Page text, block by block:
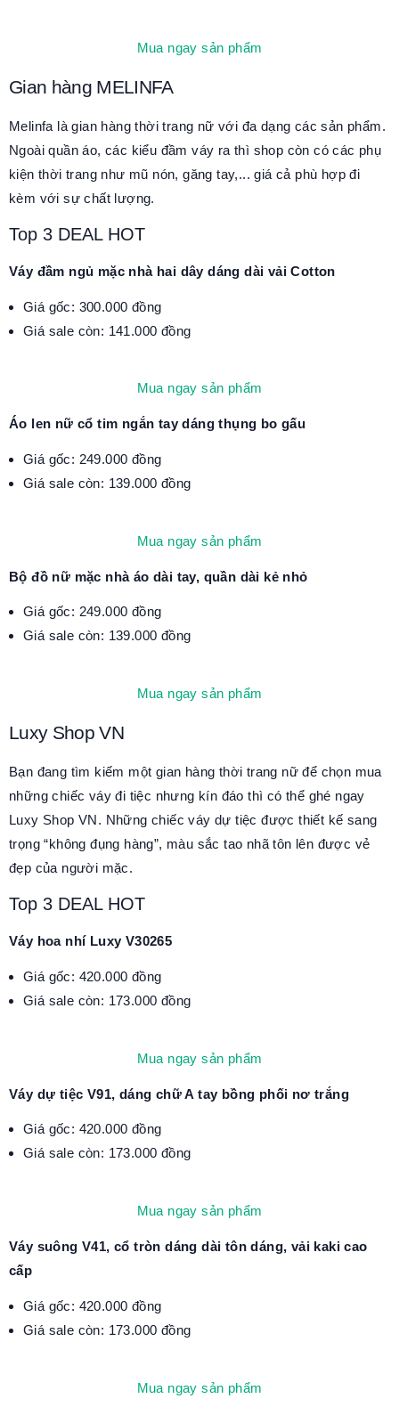
Mua ngay sản phẩm
Gian hàng MELINFA
Melinfa là gian hàng thời trang nữ với đa dạng các sản phẩm.
Ngoài quần áo, các kiểu đầm váy ra thì shop còn có các phụ
kiện thời trang như mũ nón, găng tay,... giá cả phù hợp đi
kèm với sự chất lượng.
Top 3 DEAL HOT
Váy đầm ngủ mặc nhà hai dây dáng dài vải Cotton
Giá gốc: 300.000 đồng
Giá sale còn: 141.000 đồng
Mua ngay sản phẩm
Áo len nữ cổ tim ngắn tay dáng thụng bo gấu
Giá gốc: 249.000 đồng
Giá sale còn: 139.000 đồng
Mua ngay sản phẩm
Bộ đồ nữ mặc nhà áo dài tay, quần dài kẻ nhỏ
Giá gốc: 249.000 đồng
Giá sale còn: 139.000 đồng
Mua ngay sản phẩm
Luxy Shop VN
Bạn đang tìm kiếm một gian hàng thời trang nữ để chọn mua
những chiếc váy đi tiệc nhưng kín đáo thì có thể ghé ngay
Luxy Shop VN. Những chiếc váy dự tiệc được thiết kế sang
trọng “không đụng hàng”, màu sắc tao nhã tôn lên được vẻ
đẹp của người mặc.
Top 3 DEAL HOT
Váy hoa nhí Luxy V30265
Giá gốc: 420.000 đồng
Giá sale còn: 173.000 đồng
Mua ngay sản phẩm
Váy dự tiệc V91, dáng chữ A tay bồng phối nơ trắng
Giá gốc: 420.000 đồng
Giá sale còn: 173.000 đồng
Mua ngay sản phẩm
Váy suông V41, cổ tròn dáng dài tôn dáng, vải kaki cao
cấp
Giá gốc: 420.000 đồng
Giá sale còn: 173.000 đồng
Mua ngay sản phẩm